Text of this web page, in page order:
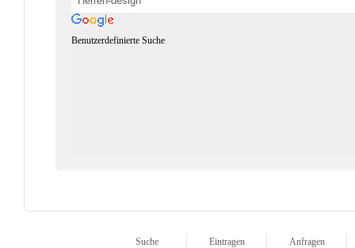
Benutzerdefinierte Suche
Suche Eintragen Anfragen